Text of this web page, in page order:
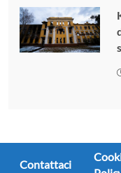
Contattaci